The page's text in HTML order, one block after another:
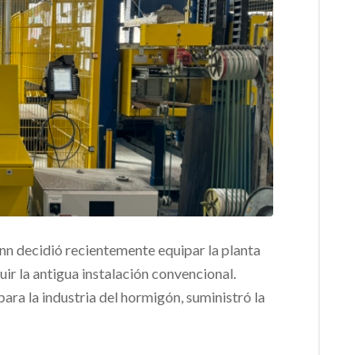
decidió recientemente equipar la planta
la antigua instalación convencional.
la industria del hormigón, suministró la